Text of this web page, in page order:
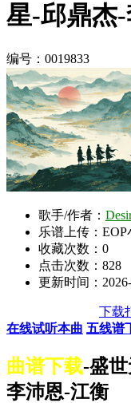
星-邱鼎杰
编号：0019833
歌手/作者：
乐谱上传：EOP
收藏次数： 0
点击次数：828
更新时间：
下载
在线试听本曲 五线
曲谱下载-盛
李沛恩-江衡